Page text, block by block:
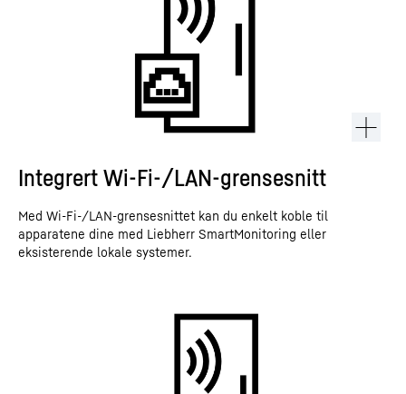
Integrert Wi-Fi-/LAN-grensesnitt
Med Wi-Fi-/LAN-grensesnittet kan du enkelt koble til
apparatene dine med Liebherr SmartMonitoring eller
eksisterende lokale systemer.